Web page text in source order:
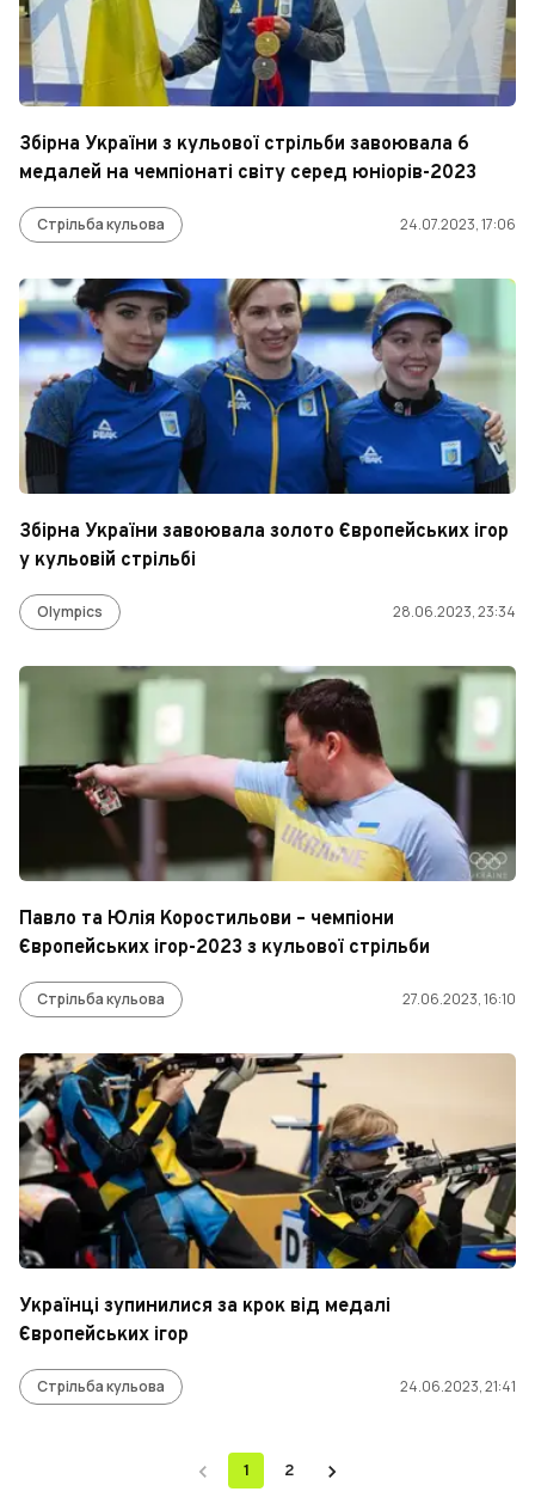
Збірна України з кульової стрільби завоювала 6
медалей на чемпіонаті світу серед юніорів-2023
Стрільба кульова 24.07.2023, 17:06
Збірна України завоювала золото Європейських ігор
у кульовій стрільбі
Olympics 28.06.2023, 23:34
Павло та Юлія Коростильови – чемпіони
Європейських ігор-2023 з кульової стрільби
Стрільба кульова 27.06.2023, 16:10
Українці зупинилися за крок від медалі
Європейських ігор
Стрільба кульова 24.06.2023, 21:41
1 2